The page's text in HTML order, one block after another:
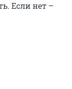
Если нет –